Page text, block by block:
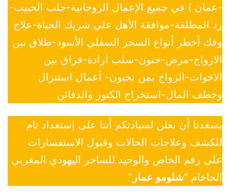
-عمان ) في جميع الإعمال الروحانية-جلب الحبيب-
رد المطلقة-موافقة الأهل علي شريك الحياة-علاج
وفك أخطر أنواع السحر السفلي الأسود-طلاق بين
الازواج-مرض-جنون-سلب ارادة-فراق بين
الاخوات-الزواج بمن تحبون- أعمال استنزال
وخطف المال-استخراج الكنوز والدفائن
يسعدنا أن نعلن لسيادتكم أننا على إستعداد تام
للكشف وعلاجات الحالات وقبول الاستفسارات
علي رقم الخاص والوحيد للساحر اليهودي المغربي
الحاخام “شلومو عمار ”